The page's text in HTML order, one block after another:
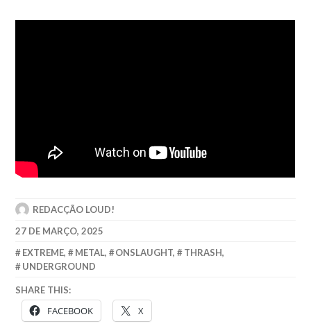
REDACÇÃO LOUD!
27 DE MARÇO, 2025
EXTREME, METAL, ONSLAUGHT, THRASH,
UNDERGROUND
SHARE THIS:
FACEBOOK X